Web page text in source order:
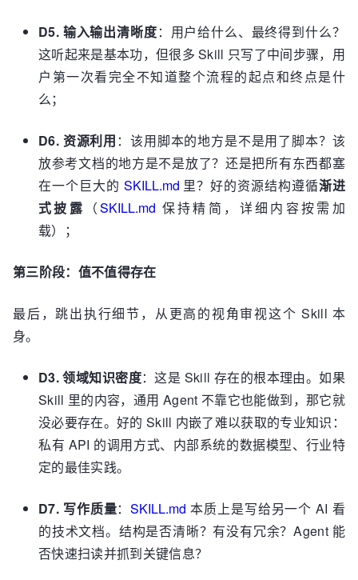
D5. 输入输出清晰度：用户给什么、最终得到什么？
这听起来是基本功，但很多 Skill 只写了中间步骤，用
户第一次看完全不知道整个流程的起点和终点是什
么；
D6. 资源利用 ：该用脚本的地方是不是用了脚本？该
放参考文档的地方是不是放了？还是把所有东西都塞
在一个巨大的 SKILL.md 里？好的资源结构遵循渐进
式披露 （SKILL.md 保持精简，详细内容按需加
载）；
第三阶段：值不值得存在
最后，跳出执行细节，从更高的视角审视这个 Skill 本
身。
D3. 领域知识密度：这是 Skill 存在的根本理由。如果
Skill 里的内容，通用 Agent 不靠它也能做到，那它就
没必要存在。好的 Skill 内嵌了难以获取的专业知识：
私有 API 的调用方式、内部系统的数据模型、行业特
定的最佳实践。
D7. 写作质量：SKILL.md 本质上是写给另一个 AI 看
的技术文档。结构是否清晰？有没有冗余？Agent 能
否快速扫读并抓到关键信息？